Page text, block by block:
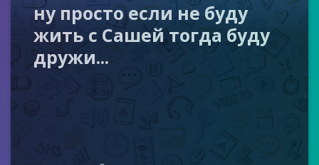
ну просто если не буду
жить с Сашей тогда буду
дружи...